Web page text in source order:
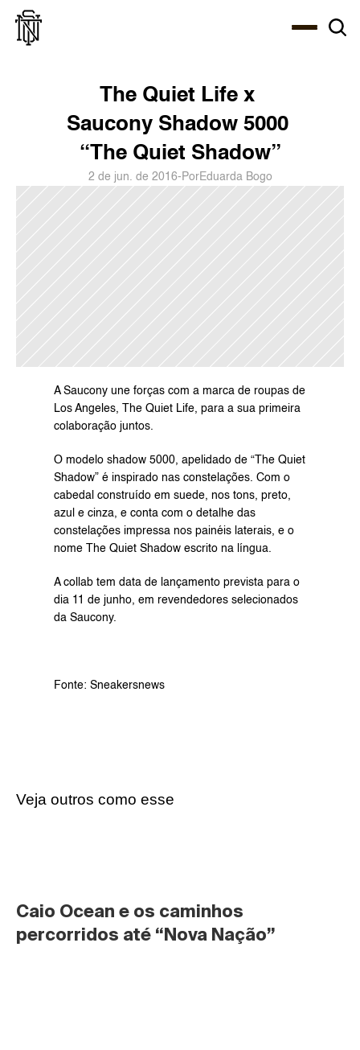
The Quiet Life x
Saucony Shadow 5000
“The Quiet Shadow”
2 de jun. de 2016- PorEduarda Bogo
A Saucony une forças com a marca de roupas de
Los Angeles, The Quiet Life, para a sua primeira
colaboração juntos.
O modelo shadow 5000, apelidado de “The Quiet
Shadow” é inspirado nas constelações. Com o
cabedal construído em suede, nos tons, preto,
azul e cinza, e conta com o detalhe das
constelações impressa nos painéis laterais, e o
nome The Quiet Shadow escrito na língua.
A collab tem data de lançamento prevista para o
dia 11 de junho, em revendedores selecionados
da Saucony.
Fonte: Sneakersnews
Veja outros como esse
Caio Ocean e os caminhos
percorridos até “Nova Nação”